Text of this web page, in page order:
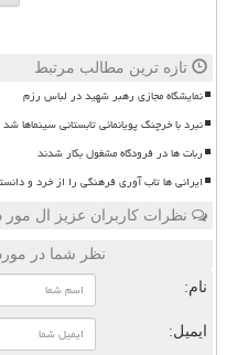
تازه ترین مطالب مرتبط
نمایشگاه مجازی رهبر شهید در لباس رزم
نبرد با خرچنگ پویانمائی تابستانی سینماها شد
ربات ها در فرودگاه مشغول بکار شدند
ایرانی ها تاب آوری فرهنگی را از خرد و
نظرات کاربران عزیز ال
نظر شما در
نام:
ایمیل: